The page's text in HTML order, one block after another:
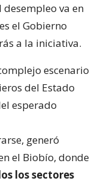
desempleo va en
el Gobierno
a la iniciativa.
escenario
del Estado
esperado
generó
el Biobío, donde
los sectores